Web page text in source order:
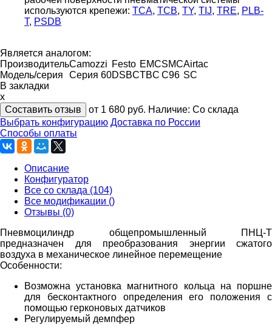
используются крепежи: TCA, TCB, TY, TIJ, TRE, PLB-
T, PSDB
Является аналогом:
ПроизводительCamozzi Festo EMCSMCAirtac
Модель/серия
Серия 60DSBCTBC C96 SC
В закладки
x
Составить отзыв
от 1 680 руб. Наличие: Со склада
Выбрать конфигурацию Доставка по России
Способы оплаты
Описание
Конфигуратор
Все со склада (104)
Все модификации ()
Отзывы (0)
Пневмоцилиндр общепромышленный ПНЦ-Т
предназначен для преобразования энергии сжатого
воздуха в механическое линейное перемещение
Особенности:
Возможна установка магнитного кольца на поршне
для бесконтактного определения его положения с
помощью герконовых датчиков
Регулируемый демпфер